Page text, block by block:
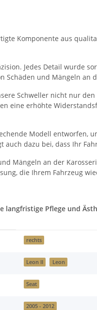
Komponente aus
Jedes Detail wurde
Schäden und Mängeln an
Schweller nicht nur
eine erhöhte
Modell entworfen,
dazu bei, dass Ihr
Mängeln an der
die Ihrem Fahrzeug
langfristige Pflege und
rechts
Leon II Leon
Seat
2005 - 2012